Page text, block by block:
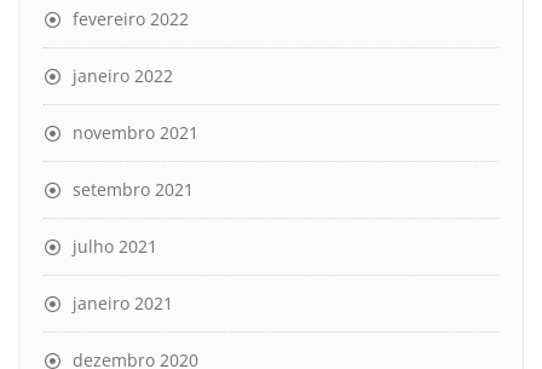
fevereiro 2022
janeiro 2022
novembro 2021
setembro 2021
julho 2021
janeiro 2021
dezembro 2020